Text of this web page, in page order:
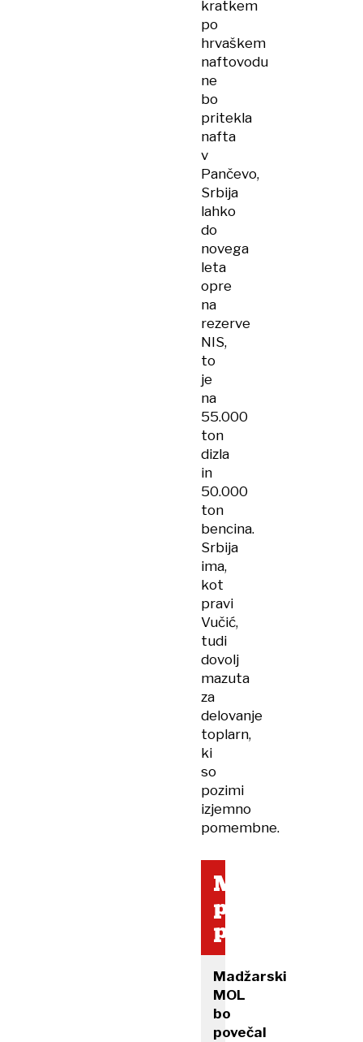
kratkem
po
hrvaškem
naftovodu
ne
bo
pritekla
nafta
v
Pančevo,
Srbija
lahko
do
novega
leta
opre
na
rezerve
NIS,
to
je
na
55.000
ton
dizla
in
50.000
ton
bencina.
Srbija
ima,
kot
pravi
Vučić,
tudi
dovolj
mazuta
za
delovanje
toplarn,
ki
so
pozimi
izjemno
pomembne.
Madžarska
ponuja
pomoč
Madžarski
MOL
bo
povečal